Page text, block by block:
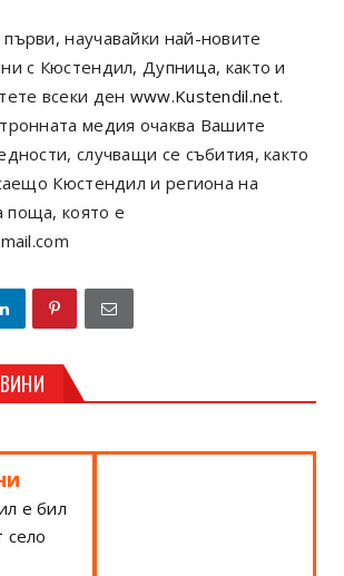
научавайки най-новите
с Кюстендил, Дупница, както и
всеки ден www.Kustendil.net.
медия очаква Вашите
случващи се събития, както
Кюстендил и региона на
поща, която е
е бил
село